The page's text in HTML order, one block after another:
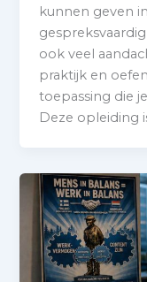
kunnen geven
ook veel
praktijk en
toepassing die
Deze opleiding